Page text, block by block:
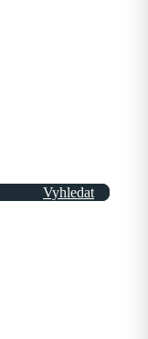
Vyhledat